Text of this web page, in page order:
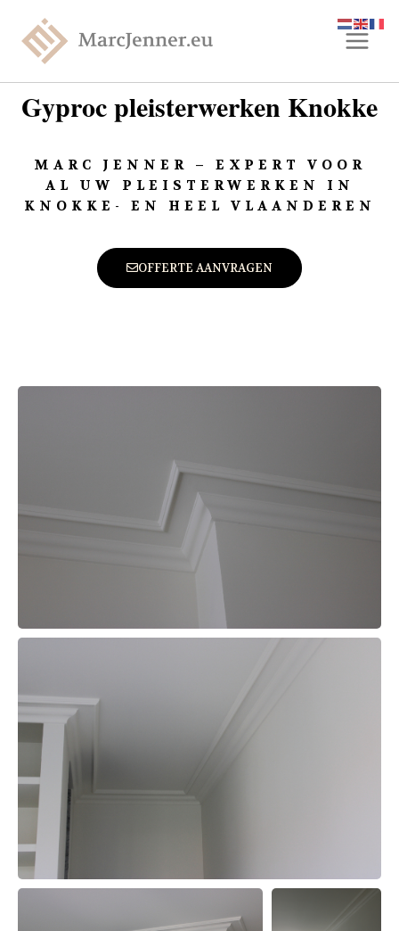
Gyproc pleisterwerken Knokke
MARC JENNER – EXPERT VOOR
AL UW PLEISTERWERKEN IN
KNOKKE- EN HEEL VLAANDEREN
OFFERTE AANVRAGEN